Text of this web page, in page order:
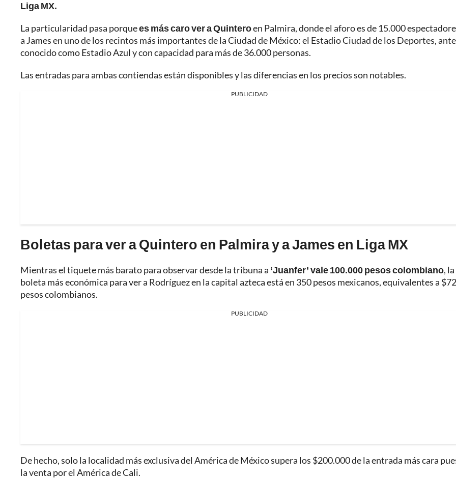
Liga MX.
La particularidad pasa porquees más caro ver a Quinteroen Palmira, donde el aforo es de 15.000
a James en uno de los recintos más importantes de la Ciudad de México: el Estadio Ciudad de los Deportes,
conocido como Estadio Azul y con capacidad para más de 36.000 personas.
Las entradas para ambas contiendas están disponibles y las diferencias en los precios son notables.
PUBLICIDAD
Boletas para ver a Quintero en Palmira y a James en Liga MX
Mientras el tiquete más barato para observar desde la tribuna a ‘Juanfer’ vale 100.000 pesoscolombiano, la
boleta más económica para ver a Rodríguez en la capital azteca está en 350 pesos mexicanos, equivalentes a
pesos colombianos.
PUBLICIDAD
De hecho, solo la localidad más exclusiva del América de México supera los $200.000 de la entrada más cara
la venta por el América de Cali.